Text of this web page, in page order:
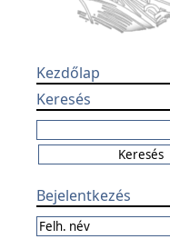
Kezdőlap
Keresés
Bejelentkezés